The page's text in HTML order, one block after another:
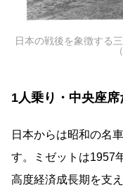
日本の戦後を象徴する
1人乗り・中央座
日本からは昭和の名
す。ミゼットは1957
高度経済成長期を支